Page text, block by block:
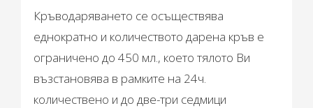
Кръводаряването се осъществява
еднократно и количеството дарена кръв е
ограничено до 450 мл., което тялото Ви
възстановява в рамките на 24ч.
количествено и до две-три седмици